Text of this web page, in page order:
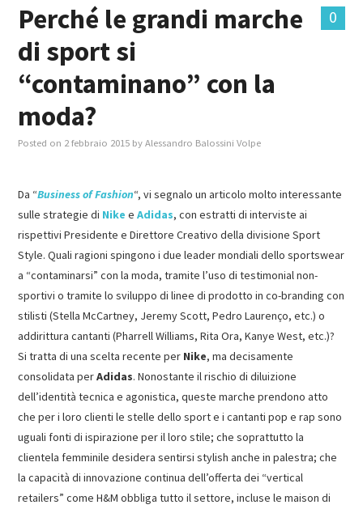
MASTER MARKETING & RETAIL
SCIENZIATI IN AZIENDA
MASTER IN FOOD & BEVERAGE
TUTTI
0
Perché le grandi marche
di sport si
“contaminano” con la
moda?
Posted on 2 febbraio 2015 byAlessandro Balossini Volpe
Da “Business of Fashion“, vi segnalo un articolo molto interessante
sulle strategie di Nike eAdidas, con estratti di interviste ai
rispettivi Presidente e Direttore Creativo della divisione Sport
Style. Quali ragioni spingono i due leader mondiali dello sportswear
a “contaminarsi” con la moda, tramite l’uso di testimonial non-
sportivi o tramite lo sviluppo di linee di prodotto in co-branding con
stilisti (Stella McCartney, Jeremy Scott, Pedro Laurenço, etc.) o
addirittura cantanti (Pharrell Williams, Rita Ora, Kanye West, etc.)?
Si tratta di una scelta recente per Nike, ma decisamente
consolidata perAdidas. Nonostante il rischio di diluizione
dell’identità tecnica e agonistica, queste marche prendono atto
che per i loro clienti le stelle dello sport e i cantanti pop e rap sono
uguali fonti di ispirazione per il loro stile; che soprattutto la
clientela femminile desidera sentirsi stylish anche in palestra; che
la capacità di innovazione continua dell’offerta dei “vertical
retailers” come H&M obbliga tutto il settore, incluse le maison di